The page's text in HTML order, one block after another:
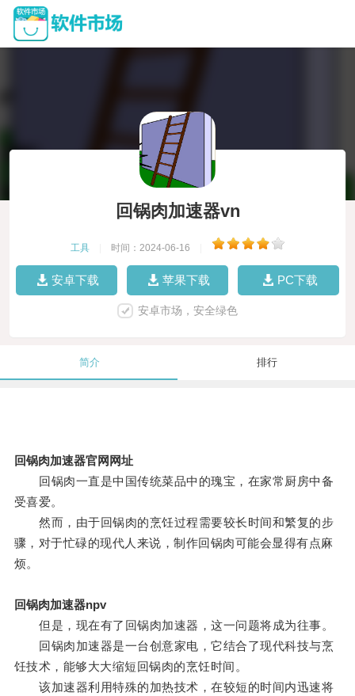
回锅肉加速器vn
工具 时间：2024-06-16
安卓下载 苹果下载 PC下载
安卓市场，安全绿色
简介 排行
回锅肉加速器官网网址
回锅肉一直是中国传统菜品中的瑰宝，在家常厨房中备
受喜爱。
然而，由于回锅肉的烹饪过程需要较长时间和繁复的步
骤，对于忙碌的现代人来说，制作回锅肉可能会显得有点麻
烦。
回锅肉加速器npv
但是，现在有了回锅肉加速器，这一问题将成为往事。
回锅肉加速器是一台创意家电，它结合了现代科技与烹
饪技术，能够大大缩短回锅肉的烹饪时间。
该加速器利用特殊的加热技术，在较短的时间内迅速将